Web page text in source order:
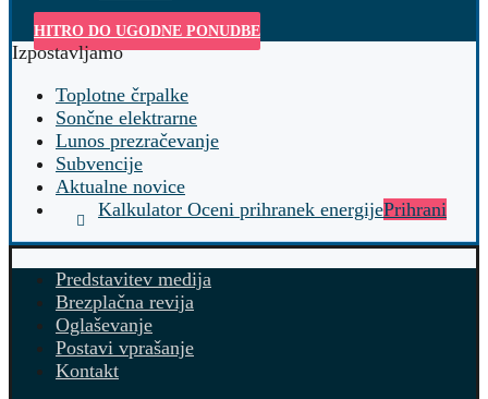
HITRO DO UGODNE PONUDBE
Izpostavljamo
Toplotne črpalke
Sončne elektrarne
Lunos prezračevanje
Subvencije
Aktualne novice
Kalkulator Oceni prihranek energijePrihrani
Predstavitev medija
Brezplačna revija
Oglaševanje
Postavi vprašanje
Kontakt